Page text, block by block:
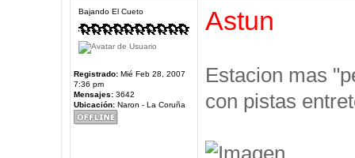
Bajando El Cueto
Registrado:Mié Feb 28, 2007
7:36 pm
Mensajes:3642
Ubicación:Naron - La Coruña
Astun
Estacion mas
con pistas